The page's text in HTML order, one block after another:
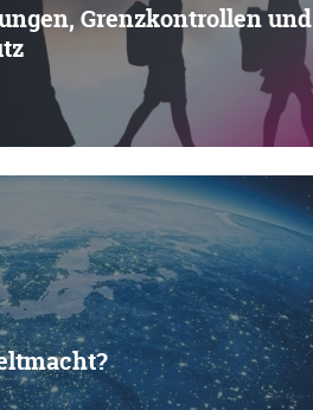
Grenzkontrollen und